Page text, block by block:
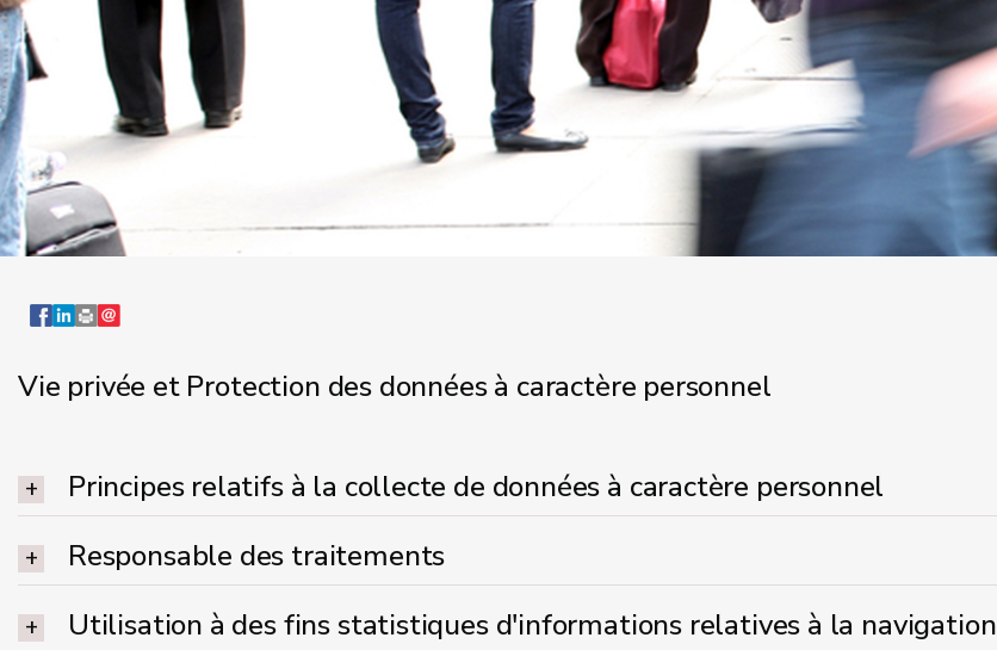
Vie privée et Protection des données à caractère personnel
Principes relatifs à la collecte de données à caractère personnel
Responsable des traitements
Utilisation à des fins statistiques d'informations relatives à la navigation